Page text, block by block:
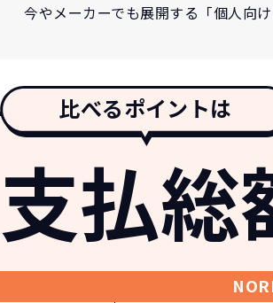
今やメーカーでも展開する「個人向
比べるポイントは
支払総